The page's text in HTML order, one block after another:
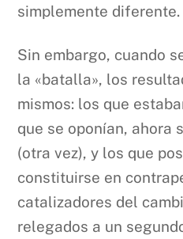
simplemente diferente.
Sin embargo, cuando
la «batalla», los
mismos: los que
que se oponían, ahora
(otra vez), y los que
constituirse en
catalizadores del
relegados a un